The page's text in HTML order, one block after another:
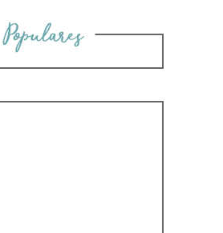
Populares